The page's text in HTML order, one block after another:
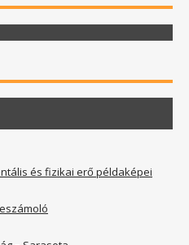
és fizikai erő példaképei